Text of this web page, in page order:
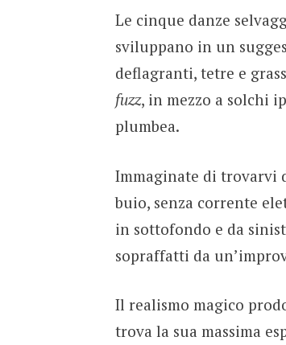
Le cinque danze
sviluppano in un
deflagranti, tetre e
fuzz, in mezzo a solchi
plumbea.
Immaginate di trovarvi
buio, senza corrente
in sottofondo e da
sopraffatti da
Il realismo magico
trova la sua massima